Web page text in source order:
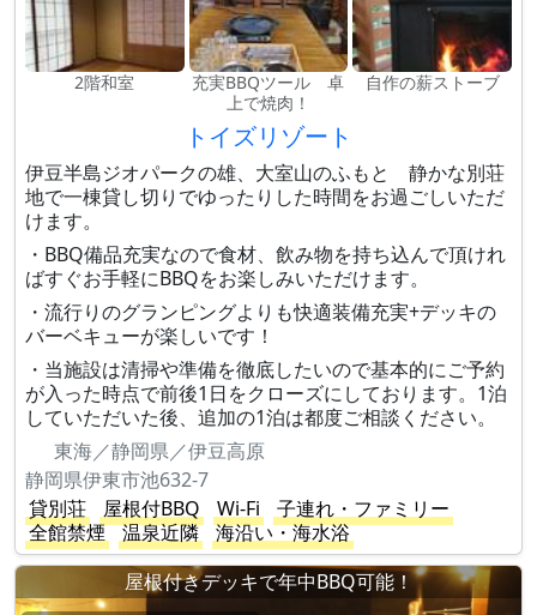
2階和室
充実BBQツール 卓
上で焼肉！
自作の薪ストーブ
トイズリゾート
伊豆半島ジオパークの雄、大室山のふもと 静かな別荘
地で一棟貸し切りでゆったりした時間をお過ごしいただ
けます。
・BBQ備品充実なので食材、飲み物を持ち込んで頂けれ
ばすぐお手軽にBBQをお楽しみいただけます。
・流行りのグランピングよりも快適装備充実+デッキの
バーベキューが楽しいです！
・当施設は清掃や準備を徹底したいので基本的にご予約
が入った時点で前後1日をクローズにしております。1泊
していただいた後、追加の1泊は都度ご相談ください。
東海／静岡県／伊豆高原
静岡県伊東市池632-7
貸別荘
屋根付BBQ Wi-Fi
子連れ・ファミリー
全館禁煙
温泉近隣
海沿い・海水浴
屋根付きデッキで年中BBQ可能！